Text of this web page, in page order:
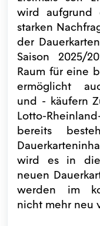
wird aufgrund
starken
der
Saison 2025/
Raum für eine
ermöglicht
und - käufern
Lotto-
bereits
wird es in
neuen
werden im
nicht mehr neu